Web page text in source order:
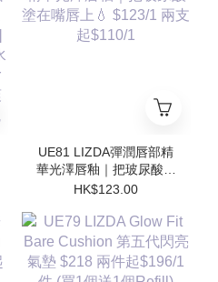
Booster 系列任選6件送
超勝肽爽膚水15ml*8+超
勝肽安瓶10ml*8】
UE81 LIZDA彈潤唇部精
華光澤唇釉｜把玻尿酸塗
在嘴唇上💧 $123/1 兩支
HK$123.00